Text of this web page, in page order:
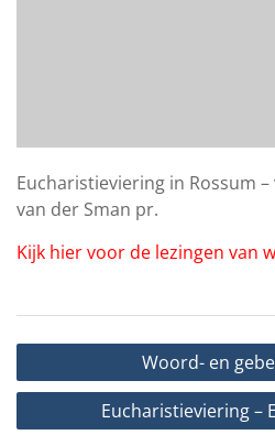
Eucharistieviering in Rossum
van der Sman pr.
Kijk hier voor de lezingen van
Bericht
navigatie
Woord- en
Eucharistieviering –